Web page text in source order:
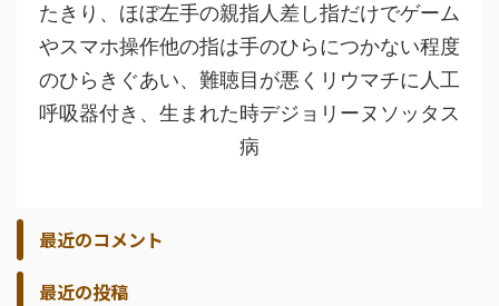
たきり、ほぼ左手の親指人差し指だけでゲーム
やスマホ操作他の指は手のひらにつかない程度
のひらきぐあい、難聴目が悪くリウマチに人工
呼吸器付き、生まれた時デジョリーヌソッタス
病
最近のコメント
最近の投稿